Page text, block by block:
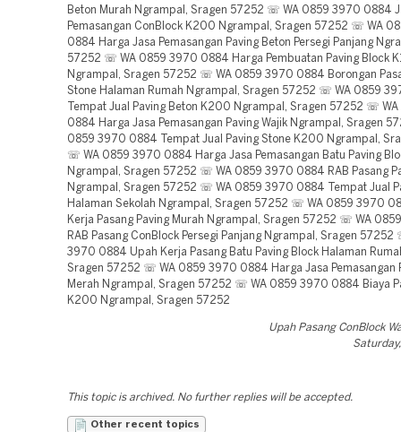
Beton Murah Ngrampal, Sragen 57252 ☏ WA 0859 3970 0884
Pemasangan ConBlock K200 Ngrampal, Sragen 57252 ☏ WA
0884 Harga Jasa Pemasangan Paving Beton Persegi Panjang
57252 ☏ WA 0859 3970 0884 Harga Pembuatan Paving Block
Ngrampal, Sragen 57252 ☏ WA 0859 3970 0884 Borongan
Stone Halaman Rumah Ngrampal, Sragen 57252 ☏ WA 0859
Tempat Jual Paving Beton K200 Ngrampal, Sragen 57252 ☏
0884 Harga Jasa Pemasangan Paving Wajik Ngrampal, Sragen
0859 3970 0884 Tempat Jual Paving Stone K200 Ngrampal,
☏ WA 0859 3970 0884 Harga Jasa Pemasangan Batu Paving
Ngrampal, Sragen 57252 ☏ WA 0859 3970 0884 RAB Pasang
Ngrampal, Sragen 57252 ☏ WA 0859 3970 0884 Tempat Jual
Halaman Sekolah Ngrampal, Sragen 57252 ☏ WA 0859 3970
Kerja Pasang Paving Murah Ngrampal, Sragen 57252 ☏ WA
RAB Pasang ConBlock Persegi Panjang Ngrampal, Sragen
3970 0884 Upah Kerja Pasang Batu Paving Block Halaman
Sragen 57252 ☏ WA 0859 3970 0884 Harga Jasa Pemasangan
Merah Ngrampal, Sragen 57252 ☏ WA 0859 3970 0884 Biaya
K200 Ngrampal, Sragen 57252
Upah Pasang ConBlock
This topic is archived. No further replies will be accepted.
Other recent topics